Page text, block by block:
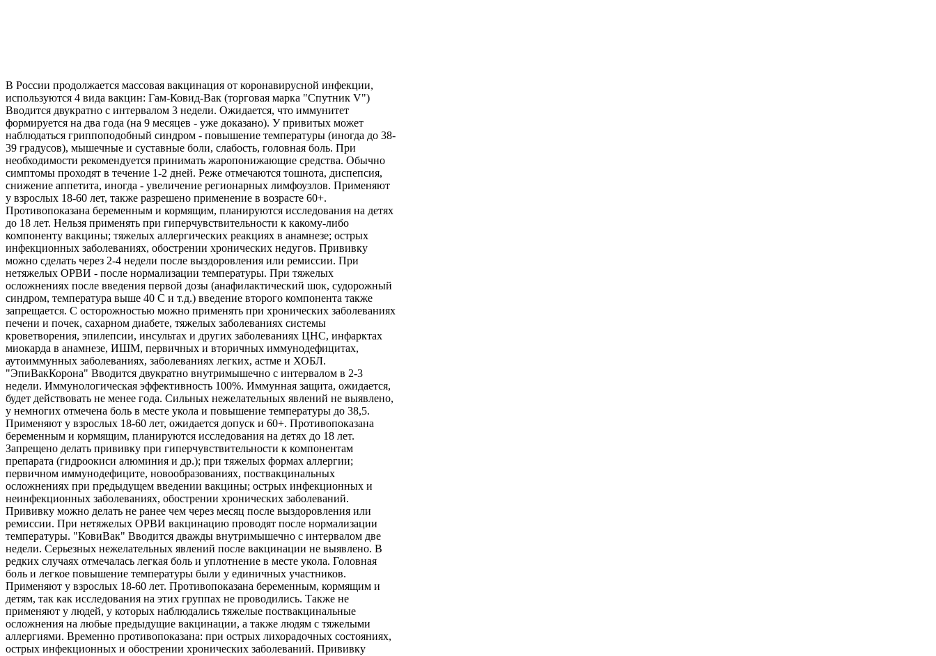
В России продолжается массовая вакцинация от коронавирусной инфекции,
используются 4 вида вакцин: Гам-Ковид-Вак (торговая марка "Спутник V")
Вводится двукратно с интервалом 3 недели. Ожидается, что иммунитет
формируется на два года (на 9 месяцев - уже доказано). У привитых может
наблюдаться гриппоподобный синдром - повышение температуры (иногда до 38-
39 градусов), мышечные и суставные боли, слабость, головная боль. При
необходимости рекомендуется принимать жаропонижающие средства. Обычно
симптомы проходят в течение 1-2 дней. Реже отмечаются тошнота, диспепсия,
снижение аппетита, иногда - увеличение регионарных лимфоузлов. Применяют
у взрослых 18-60 лет, также разрешено применение в возрасте 60+.
Противопоказана беременным и кормящим, планируются исследования на детях
до 18 лет. Нельзя применять при гиперчувствительности к какому-либо
компоненту вакцины; тяжелых аллергических реакциях в анамнезе; острых
инфекционных заболеваниях, обострении хронических недугов. Прививку
можно сделать через 2-4 недели после выздоровления или ремиссии. При
нетяжелых ОРВИ - после нормализации температуры. При тяжелых
осложнениях после введения первой дозы (анафилактический шок, судорожный
синдром, температура выше 40 С и т.д.) введение второго компонента также
запрещается. С осторожностью можно применять при хронических заболеваниях
печени и почек, сахарном диабете, тяжелых заболеваниях системы
кроветворения, эпилепсии, инсультах и других заболеваниях ЦНС, инфарктах
миокарда в анамнезе, ИШМ, первичных и вторичных иммунодефицитах,
аутоиммунных заболеваниях, заболеваниях легких, астме и ХОБЛ.
"ЭпиВакКорона" Вводится двукратно внутримышечно с интервалом в 2-3
недели. Иммунологическая эффективность 100%. Иммунная защита, ожидается,
будет действовать не менее года. Сильных нежелательных явлений не выявлено,
у немногих отмечена боль в месте укола и повышение температуры до 38,5.
Применяют у взрослых 18-60 лет, ожидается допуск и 60+. Противопоказана
беременным и кормящим, планируются исследования на детях до 18 лет.
Запрещено делать прививку при гиперчувствительности к компонентам
препарата (гидроокиси алюминия и др.); при тяжелых формах аллергии;
первичном иммунодефиците, новообразованиях, поствакцинальных
осложнениях при предыдущем введении вакцины; острых инфекционных и
неинфекционных заболеваниях, обострении хронических заболеваний.
Прививку можно делать не ранее чем через месяц после выздоровления или
ремиссии. При нетяжелых ОРВИ вакцинацию проводят после нормализации
температуры. "КовиВак" Вводится дважды внутримышечно с интервалом две
недели. Серьезных нежелательных явлений после вакцинации не выявлено. В
редких случаях отмечалась легкая боль и уплотнение в месте укола. Головная
боль и легкое повышение температуры были у единичных участников.
Применяют у взрослых 18-60 лет. Противопоказана беременным, кормящим и
детям, так как исследования на этих группах не проводились. Также не
применяют у людей, у которых наблюдались тяжелые поствакцинальные
осложнения на любые предыдущие вакцинации, а также людям с тяжелыми
аллергиями. Временно противопоказана: при острых лихорадочных состояниях,
острых инфекционных и обострении хронических заболеваний. Прививку